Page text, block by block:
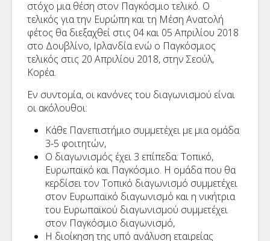
στόχο μια θέση στον Παγκόσμιο τελικό. O
τελικός για την Ευρώπη και τη Μέση Ανατολή
φέτος θα διεξαχθεί στις 04 και 05 Απριλίου 2018
στο Δουβλίνο, Ιρλανδία ενώ ο Παγκόσμιος
τελικός στις 20 Απριλίου 2018, στην Σεούλ,
Κορέα.
Εν συντομία, οι κανόνες του διαγωνισμού είναι
οι ακόλουθοι:
Κάθε Πανεπιστήμιο συμμετέχει με μια ομάδα
3-5 φοιτητών,
Ο διαγωνισμός έχει 3 επίπεδα: Τοπικό,
Ευρωπαϊκό και Παγκόσμιο. Η ομάδα που θα
κερδίσει τον Τοπικό διαγωνισμό συμμετέχει
στον Ευρωπαϊκό διαγωνισμό και η νικήτρια
του Ευρωπαϊκού διαγωνισμού συμμετέχει
στον Παγκόσμιο διαγωνισμό,
Η διοίκηση της υπό ανάλυση εταιρείας